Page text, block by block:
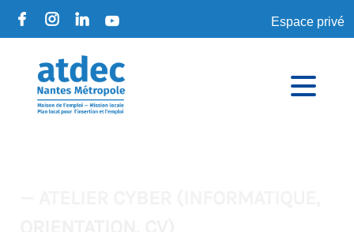
Espace privé